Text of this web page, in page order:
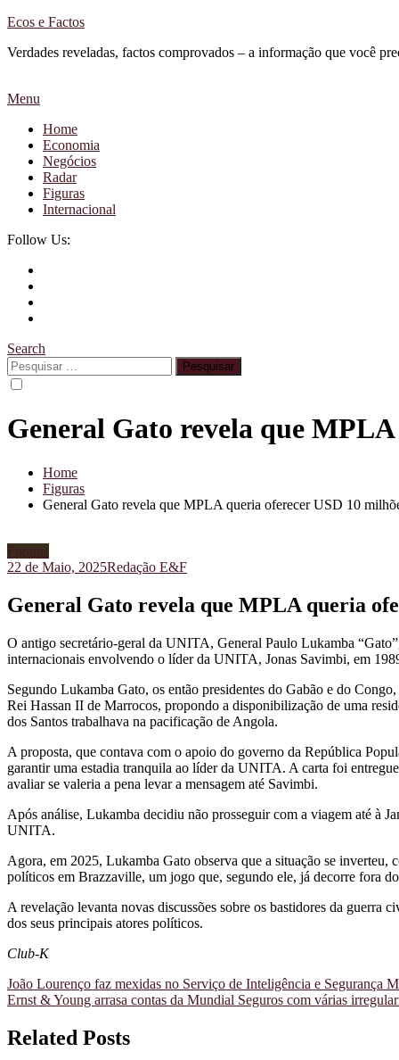
Skip
Content
Ecos e Factos
Verdades reveladas, factos comprovados – a informação que você
Menu
Home
Economia
Negócios
Radar
Figuras
Internacional
Follow Us:
Search
Pesquisar
por:
General Gato revela que
Home
Figuras
General Gato revela que MPLA queria oferecer USD 10
Figuras
22 de Maio, 2025Redação E&F
General Gato revela que MPLA queria
O antigo secretário-geral da UNITA, General Paulo Lukamba
internacionais envolvendo o líder da UNITA, Jonas Savimbi, em
Segundo Lukamba Gato, os então presidentes do Gabão e do
Rei Hassan II de Marrocos, propondo a disponibilização de uma
dos Santos trabalhava na pacificação de Angola.
A proposta, que contava com o apoio do governo da República
garantir uma estadia tranquila ao líder da UNITA. A carta foi
avaliar se valeria a pena levar a mensagem até Savimbi.
Após análise, Lukamba decidiu não prosseguir com a viagem até à
UNITA.
Agora, em 2025, Lukamba Gato observa que a situação se
políticos em Brazzaville, um jogo que, segundo ele, já decorre fora
A revelação levanta novas discussões sobre os bastidores da guerra
dos seus principais atores políticos.
Club-K
Navegação
de
artigos
João Lourenço faz mexidas no Serviço de Inteligência e Segurança
Ernst & Young arrasa contas da Mundial Seguros com várias
Related Posts